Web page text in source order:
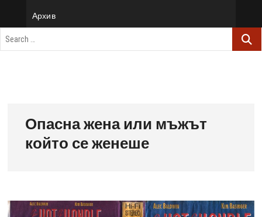
Архив
Опасна жена или мъжът
който се женеше